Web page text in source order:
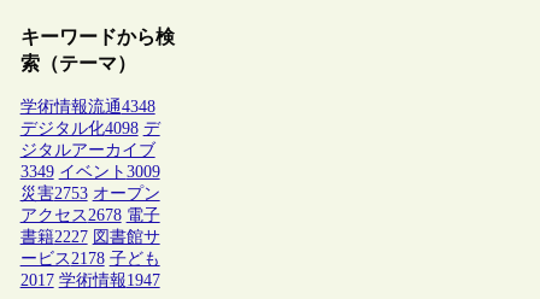
キーワードから検
索（テーマ）
学術情報流通4348
デジタル化4098 デ
ジタルアーカイブ
3349 イベント 3009
災害2753 オープン
アクセス2678 電子
書籍2227 図書館サ
ービス2178 子ども
2017 学術情報1947